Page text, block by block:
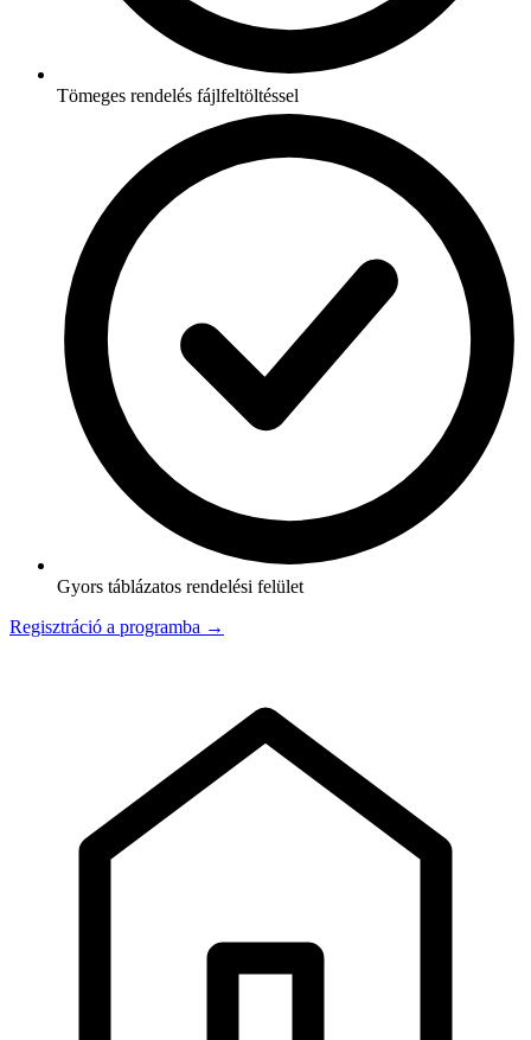
Tömeges rendelés fájlfeltöltéssel
Gyors táblázatos rendelési felület
Regisztráció a programba →